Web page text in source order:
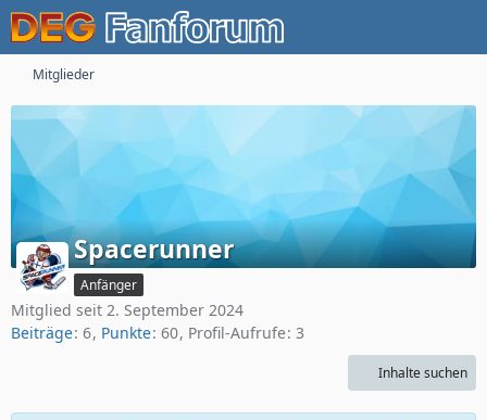
Mitglieder
Spacerunner
Anfänger
Mitglied seit 2. September 2024
Beiträge 6 Punkte 60 Profil-Aufrufe 3
Inhalte suchen